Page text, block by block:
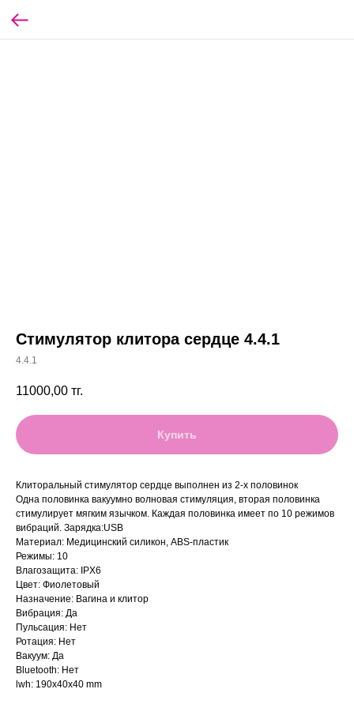
Стимулятор клитора сердце 4.4.1
4.4.1
11000,00 тг.
Купить
Клиторальный стимулятор сердце выполнен из 2-х половинок
Одна половинка вакуумно волновая стимуляция, вторая половинка
стимулирует мягким язычком. Каждая половинка имеет по 10 режимов
вибраций. Зарядка:USB
Материал: Медицинский силикон, ABS-пластик
Режимы: 10
Влагозащита: IPX6
Цвет: Фиолетовый
Назначение: Вагина и клитор
Вибрация: Да
Пульсация: Нет
Ротация: Нет
Вакуум: Да
Bluetooth: Нет
lwh: 190x40x40 mm